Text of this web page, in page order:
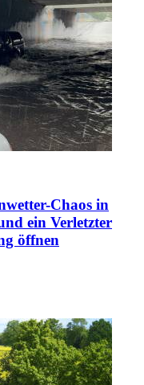
Chaos in
ein Verletzter
öffnen